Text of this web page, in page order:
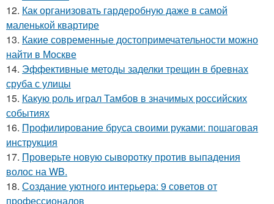
12. Как организовать гардеробную даже в самой
маленькой квартире
13. Какие современные достопримечательности можно
найти в Москве
14. Эффективные методы заделки трещин в бревнах
сруба с улицы
15. Какую роль играл Тамбов в значимых российских
событиях
16. Профилирование бруса своими руками: пошаговая
инструкция
17. Проверьте новую сыворотку против выпадения
волос на WB.
18. Создание уютного интерьера: 9 советов от
профессионалов